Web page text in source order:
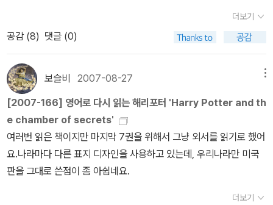
전 검정 바탕이 더 좋아요.^^ 그래픽 노블에서 나온 '트와일라잇' 1
눠져 출간되었는데, 이렇게 나란히 놓으면 완성된 그림을 볼수 있답
니다. 소장하고 싶게 만든 박스세트, 양장본과 페이퍼백이요. 책장
에 저렇게 꼽아두면 이쁠텐데, 저는 사이즈가 달라서 저렇게 놓을수
도 없어요. ㅠ.ㅠ 다양한 표지와 사이즈, 판형으로 출간되
는 것을 보면 이 시리즈가 얼마나 인기가 많은지 증명해주는것 같네
요. 보급형으로 저렴하게 나온 'Mass Market Paperback'형은 재
질과 사이즈가 작아서 소장형이기보다는 정말 한번 읽고 던져놓은 형
이긴합니다. 그렇지만 주머니 사정 어려울때는 이만한것도 없지
이 없어 무거운지는 잘 모르겠어요. 대체적으로 무거워서 편히 읽을
7월에 개봉예정인 2부는 상영시간이 얼마나 길지... 그동안 우리 눈
이 너무 스펙터클한 장면에 익숙해지고 마법에 대한 기대치가 높아서
그런지, 전편보다는 좀 아쉽네요.그래도 해리포터는 우리가 거부할
수 있는 영화가 아니죠, 무조건 개봉하면 가서 봐야 하는 영화임에 틀
림없어요. 내일은 중학교 독서회 엄마들과 조조영화를 보기로 했는
데 하정우, 김윤석 주연의 '황해'가 개봉했으니 그걸 보자고 할까, 아
직 나니아연대기나 투어리스트도 안 봤는데...일단 문자 보내서 뭘 볼
건지 의견을 조율해야 되겠어요. 결국은 12월에 <나니아연대기>와
<투어리스트>까지 모두 보겠지만, 누구와 어떤 영화를 보느냐는 선
택해야지요. <추격자>의 나홍진 감독과 하정우, 김윤석이 뭉친 <황
해>는 영화 내용과 별개로 '황해'라는 지리적 조건이 연평도 사건과
가 다시 읽어도 이야기속으로 폭 빠지게 하는것 같습니다.만약 이 책
을 원서로 처음 접했더라면, 책에서 손을 떼지 못했겠지만 그래도 내
용을 아는지라 다른 책들과 함께 읽으면서 챕터 단위로 읽고 있어 속
도는 그리 빠르지 않았어요. 그래도 이번에 해리포터 시리즈가 끝나
는 관계로 그 끝을 보기 위해 꾸준히 읽고 있답니다.워낙 판타지 책인
지라 실생활에 자주 사용하는 단어가 아니어서 초반에는 단어의 생소
함에 주저하실지 모르지만, 아무래도 어린이 책이다보니 읽기도 쉽
고, 이미 영화나 번역본이 나온관계로 어린이들이 읽는데 많이 힘들
거란 생각이 들지 않습니다. 영어공부를 중점에 두기보다 영어책을
읽는다는데에 의미를 두고 아이들에게 읽기 시도를 시켜보는것도 좋
책 겉표지 - 불사조 피닉스를 잡고 해리, 론, 지니가 탈
더보기
공감 (8) 댓글 (0)
보슬비 2007-08-27
[2007-166] 영어로 다시 읽는 해리포터 'Harry Potter and th
e chamber of secrets'
여러번 읽은 책이지만 마지막 7권을 위해서 그냥 외서를 읽기로 했어
요.나라마다 다른 표지 디자인을 사용하고 있는데, 우리나라만 미국
판을 그대로 쓴점이 좀 아쉽네요.
더보기